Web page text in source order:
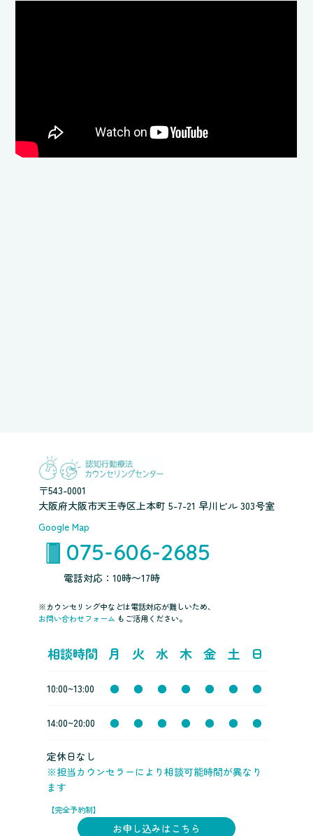
〒543-0001
大阪府大阪市天王寺区上本町 5-7-21 早川ビル 303号室
Google Map
075-606-2685
電話対応：10時〜17時
※カウンセリング中などは電話対応が難しいため、
お問い合わせフォーム もご活用ください。
相談時間 月 火 水 木 金 土 日
10:00~13:00 ● ● ● ● ● ● ●
14:00~20:00 ● ● ● ● ● ● ●
定休日なし
※担当カウンセラーにより相談可能時間が異なり
ます
【完全予約制】
お申し込みはこちら